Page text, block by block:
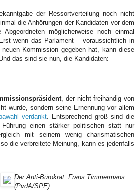
der Ressortverteilung noch nicht
die Anhörungen der Kandidaten vor dem
möglicherweise noch einmal
wenn das Parlament – voraussichtlich in
Kommission gegeben hat, kann diese
das sind sie nun, die Kandidaten:
, der nicht freihändig von
wurde, sondern seine Ernennung vor allem
verdankt . Entsprechend groß sind die
einen stärker politischen statt nur
mit seinem wenig charismatischen
die verbreitete Meinung, kann es jedenfalls
Der Anti-Bürokrat: Frans Timmermans
(PvdA/SPE).